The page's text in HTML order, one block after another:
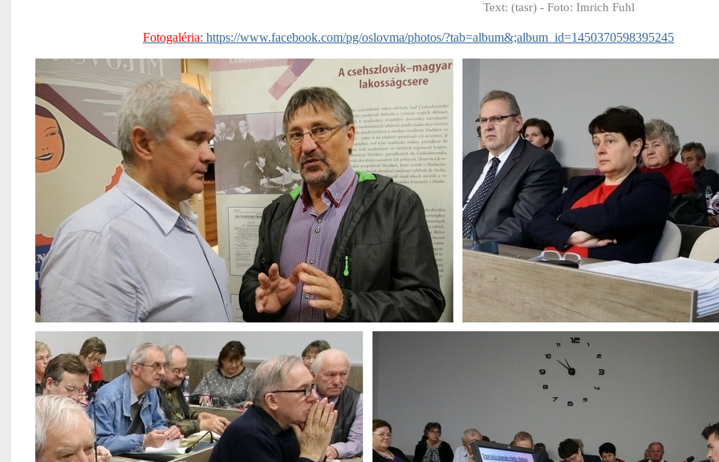
Text: (tasr) - Foto: Imrich Fuhl
Fotogaléria: https://www.facebook.com/pg/oslovma/photos/?tab=album&;album_id=1450370598395245